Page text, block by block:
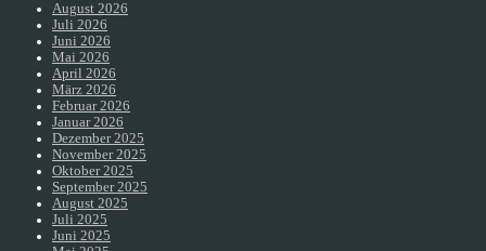
August 2026
Juli 2026
Juni 2026
Mai 2026
April 2026
März 2026
Februar 2026
Januar 2026
Dezember 2025
November 2025
Oktober 2025
September 2025
August 2025
Juli 2025
Juni 2025